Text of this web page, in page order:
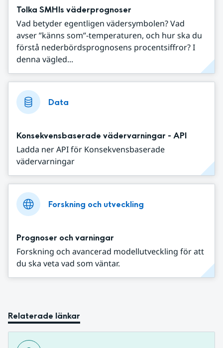
Tolka SMHIs väderprognoser
Vad betyder egentligen vädersymbolen? Vad
avser ”känns som”-temperaturen, och hur ska du
förstå nederbördsprognosens procentsiffror? I
denna vägled...
Data
Konsekvensbaserade vädervarningar - API
Ladda ner API för Konsekvensbaserade
vädervarningar
Forskning och utveckling
Prognoser och varningar
Forskning och avancerad modellutveckling för att
du ska veta vad som väntar.
Relaterade länkar